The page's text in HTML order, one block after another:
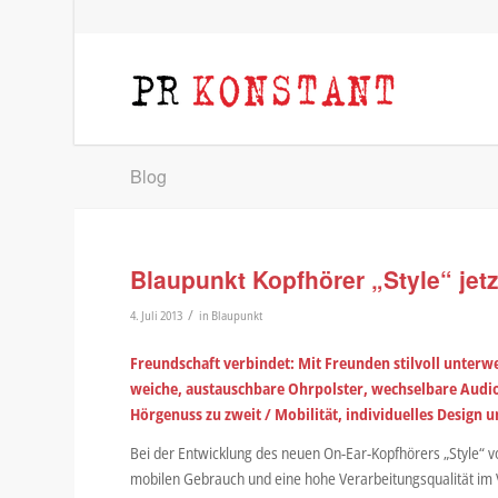
Blog
Blaupunkt Kopfhörer „Style“
4. Juli 2013 / in Blaupunkt
Freundschaft verbindet: Mit Freunden stilvoll
weiche, austauschbare Ohrpolster, wechselbare
Hörgenuss zu zweit / Mobilität, individuelles Design
Bei der Entwicklung des neuen On-Ear-Kopfhörers
mobilen Gebrauch und eine hohe Verarbeitungsqualität